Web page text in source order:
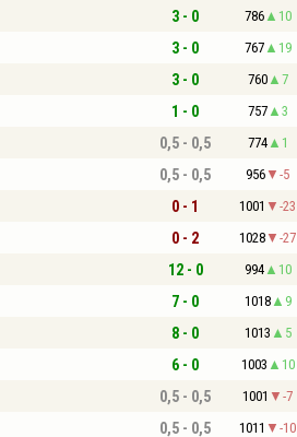
3 - 0 786 10
3 - 0 767 19
3 - 0 760 7
1 - 0 757 3
0,5 - 0,5 774 1
0,5 - 0,5 956 -5
0 - 1 1001 -23
0 - 2 1028 -27
12 - 0 994 10
7 - 0 1018 9
8 - 0 1013 5
6 - 0 1003 10
0,5 - 0,5 1001 -7
0,5 - 0,5 1011 -10